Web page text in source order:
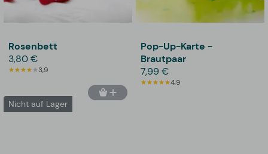
Rosenbett
3,80 €
3,9
Pop-Up-Karte -
Brautpaar
7,99 €
4,9
Nicht auf Lager